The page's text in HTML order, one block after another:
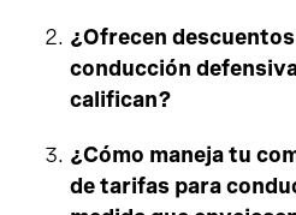
¿Ofrecen
conducción
califican?
¿Cómo maneja tu
de tarifas para